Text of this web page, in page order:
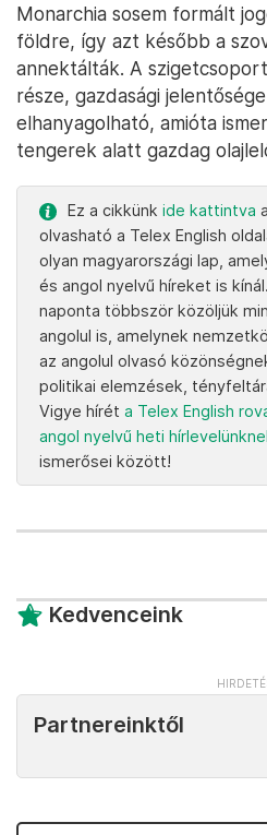
Monarchia sosem formált
földre, így azt később a
annektálták. A
része, gazdasági
elhanyagolható, amióta
tengerek alatt gazdag
Ez a cikkünk ide kattintva
olvasható a Telex English
olyan magyarországi lap,
és angol nyelvű híreket is
naponta többször közöljük
angolul is, amelynek
az angolul olvasó
politikai elemzések,
Vigye hírét a Telex English
angol nyelvű heti
ismerősei között!
Kedvenceink
Partnereinktől